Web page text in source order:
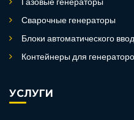
Сварочные генераторы
Блоки автоматического
Контейнеры для
УСЛУГИ